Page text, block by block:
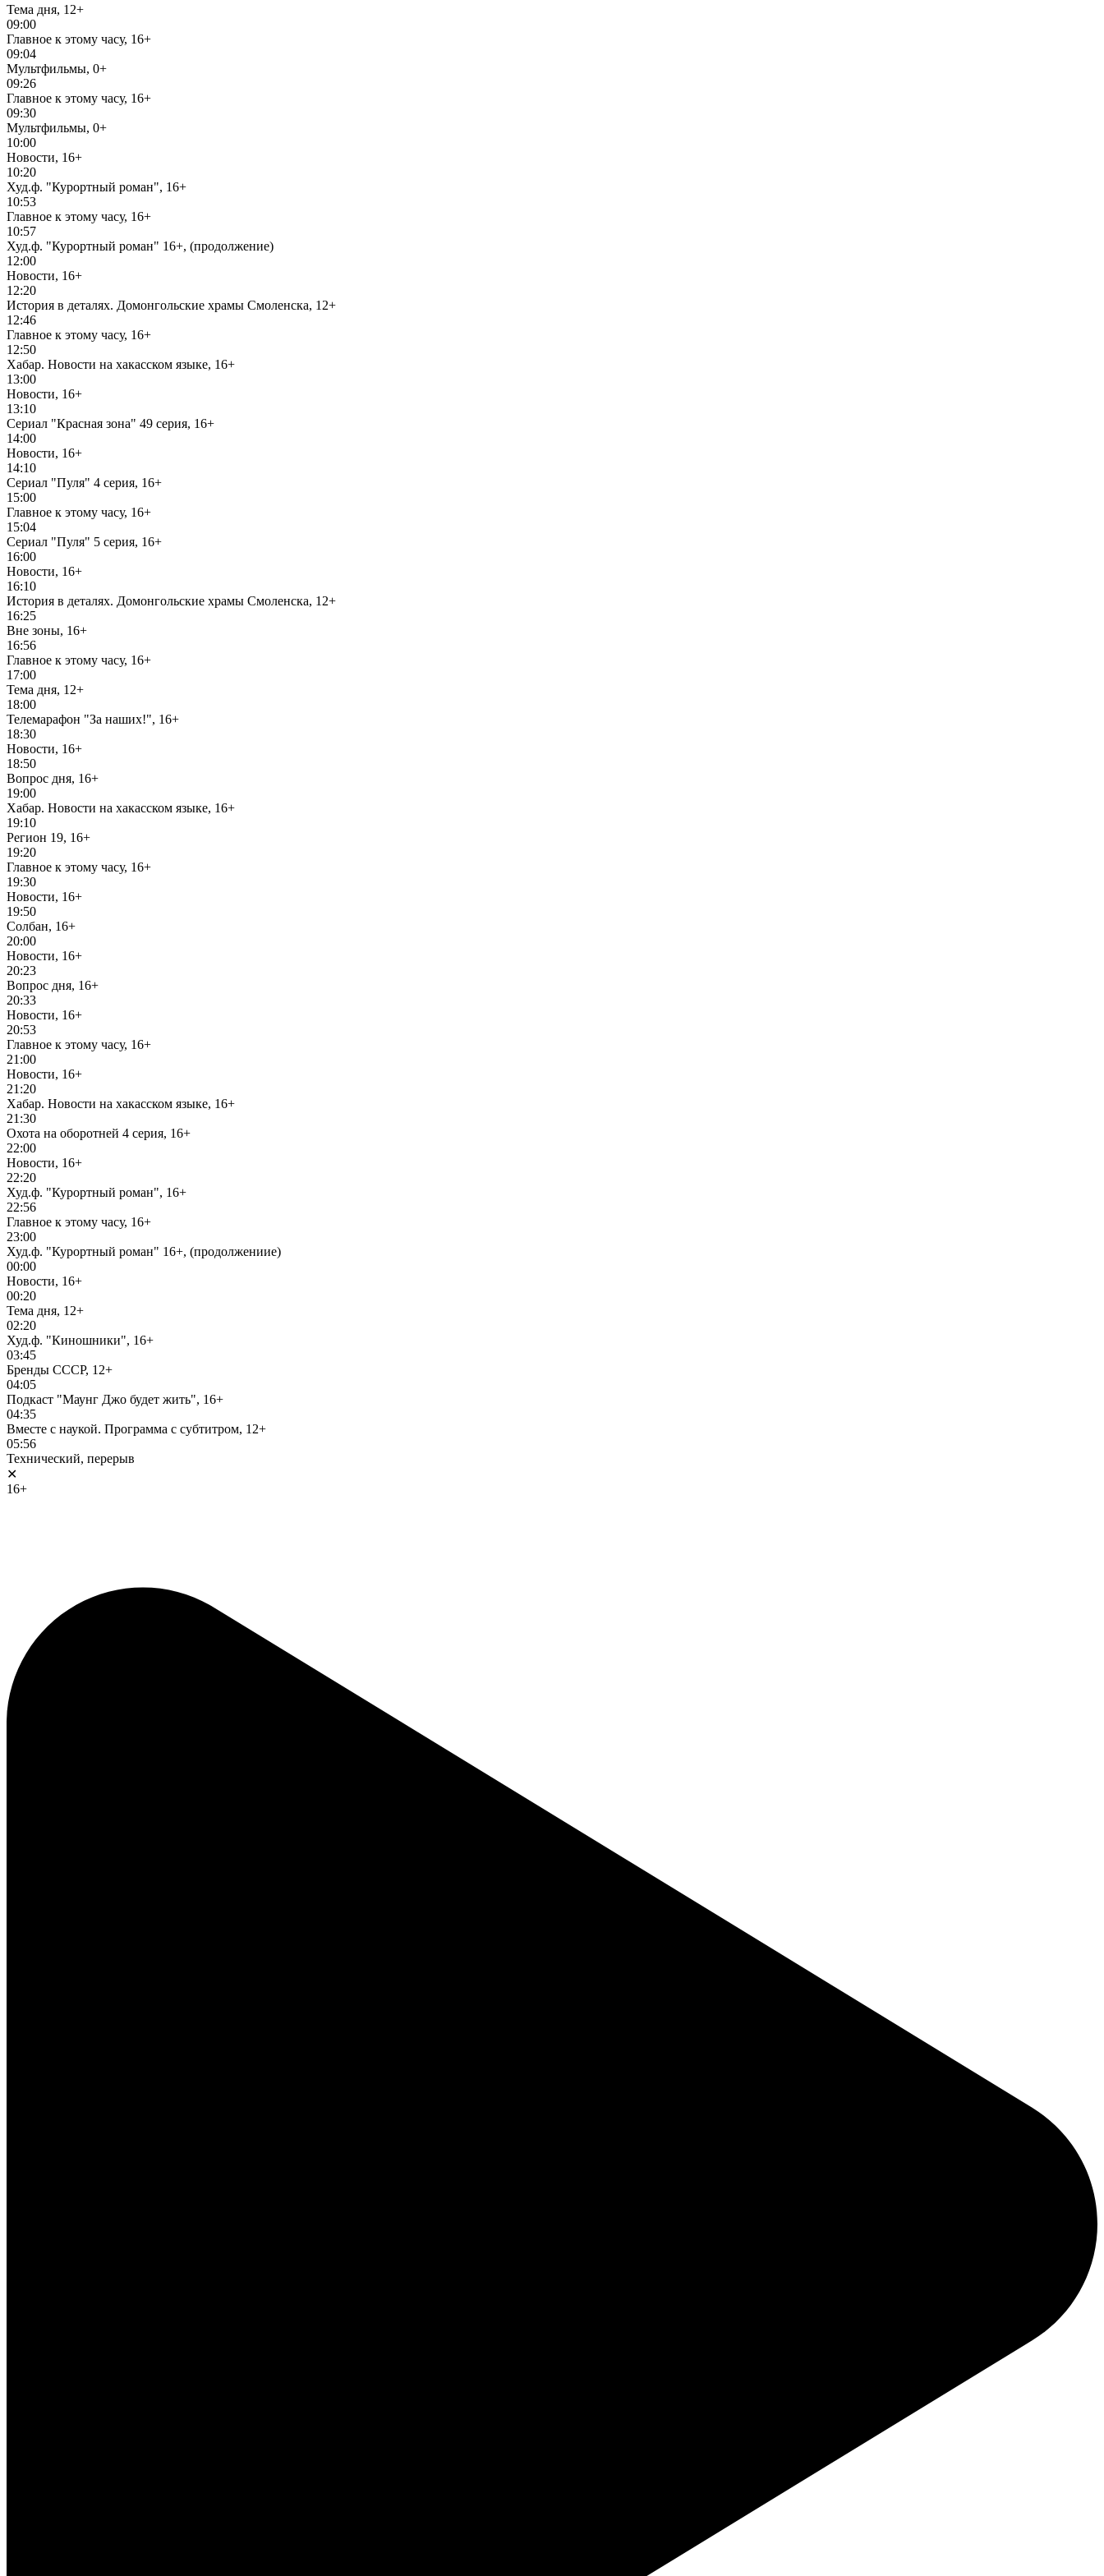
Тема дня, 12+
09:00
Главное к этому часу, 16+
09:04
Мультфильмы, 0+
09:26
Главное к этому часу, 16+
09:30
Мультфильмы, 0+
10:00
Новости, 16+
10:20
Худ.ф. "Курортный роман", 16+
10:53
Главное к этому часу, 16+
10:57
Худ.ф. "Курортный роман" 16+, (продолжение)
12:00
Новости, 16+
12:20
История в деталях. Домонгольские храмы Смоленска, 12+
12:46
Главное к этому часу, 16+
12:50
Хабар. Новости на хакасском языке, 16+
13:00
Новости, 16+
13:10
Сериал "Красная зона" 49 серия, 16+
14:00
Новости, 16+
14:10
Сериал "Пуля" 4 серия, 16+
15:00
Главное к этому часу, 16+
15:04
Сериал "Пуля" 5 серия, 16+
16:00
Новости, 16+
16:10
История в деталях. Домонгольские храмы Смоленска, 12+
16:25
Вне зоны, 16+
16:56
Главное к этому часу, 16+
17:00
Тема дня, 12+
18:00
Телемарафон "За наших!", 16+
18:30
Новости, 16+
18:50
Вопрос дня, 16+
19:00
Хабар. Новости на хакасском языке, 16+
19:10
Регион 19, 16+
19:20
Главное к этому часу, 16+
19:30
Новости, 16+
19:50
Солбан, 16+
20:00
Новости, 16+
20:23
Вопрос дня, 16+
20:33
Новости, 16+
20:53
Главное к этому часу, 16+
21:00
Новости, 16+
21:20
Хабар. Новости на хакасском языке, 16+
21:30
Охота на оборотней 4 серия, 16+
22:00
Новости, 16+
22:20
Худ.ф. "Курортный роман", 16+
22:56
Главное к этому часу, 16+
23:00
Худ.ф. "Курортный роман" 16+, (продолжениие)
00:00
Новости, 16+
00:20
Тема дня, 12+
02:20
Худ.ф. "Киношники", 16+
03:45
Бренды СССР, 12+
04:05
Подкаст "Маунг Джо будет жить", 16+
04:35
Вместе с наукой. Программа с субтитром, 12+
05:56
Технический, перерыв
✕
16+